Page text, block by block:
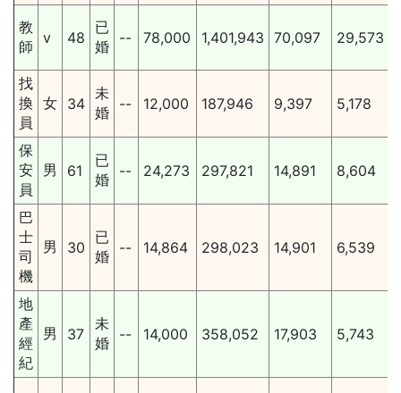
教
師 v 48
已
婚
-- 78,000 1,401,943 70,097 29,573
找
換
員
女 34
未
婚
-- 12,000 187,946 9,397 5,178
保
安
員
男 61
已
婚
-- 24,273 297,821 14,891 8,604
巴
士
司
機
男 30
已
婚
-- 14,864 298,023 14,901 6,539
地
產
經
紀
男 37
未
婚
-- 14,000 358,052 17,903 5,743